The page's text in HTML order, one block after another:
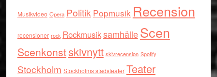
Musikvideo Opera Politik Popmusik Recension
recensioner rock RockmusiksamhälleScen
Scenkonstskivnytt skivrecension Spotify
Stockholm Stockholms stadsteater Teater